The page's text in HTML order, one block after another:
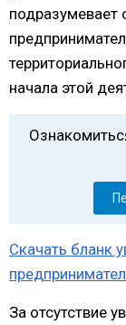
подразумевает
начала этой
Скачать бланк
За отсутствие